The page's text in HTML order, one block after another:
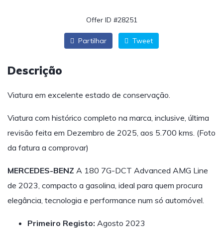
Offer ID #28251
Partilhar Tweet
Descrição
Viatura em excelente estado de conservação.
Viatura com histórico completo na marca, inclusive, última
revisão feita em Dezembro de 2025, aos 5.700 kms. (Foto
da fatura a comprovar)
MERCEDES-BENZ A 180 7G-DCT Advanced AMG Line
de 2023, compacto a gasolina, ideal para quem procura
elegância, tecnologia e performance num só automóvel.
Primeiro Registo: Agosto 2023